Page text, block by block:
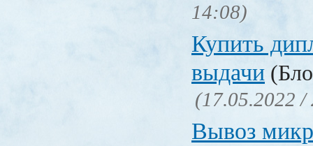
14:08)
Купить
выдачи
(17.05.2022 /
Вывоз